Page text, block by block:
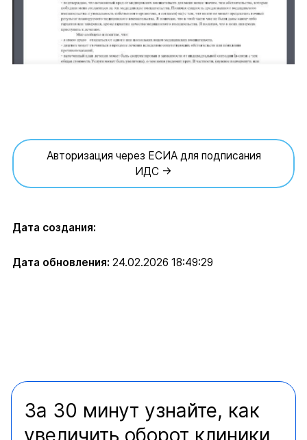
Авторизация через ЕСИА для подписания
ИДС →
Дата создания:
Дата обновления: 24.02.2026 18:49:29
За 30 минут узнайте, как